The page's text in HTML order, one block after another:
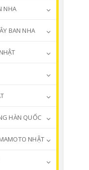
NHA
BAN NHA
HÀN QUỐC
NHẬT